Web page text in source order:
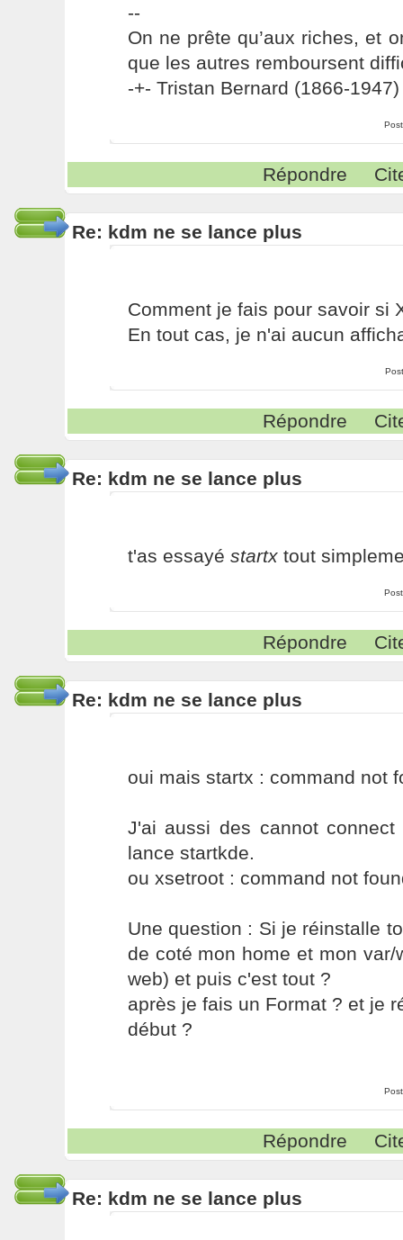
--
On ne prête qu’aux riches, et
que les autres remboursent
-+- Tristan Bernard (1866-1947)
Répondre
Re: kdm ne se lance plus
Comment je fais pour savoir si
En tout cas, je n'ai aucun
Répondre
Re: kdm ne se lance plus
t'as essayé startxtout
Répondre
Re: kdm ne se lance plus
oui mais startx : command not
J'ai aussi des cannot
lance startkde.
ou xsetroot : command not
Une question : Si je réinstalle
de coté mon home et mon var/
web) et puis c'est tout ?
après je fais un Format ? et je
début ?
Répondre
Re: kdm ne se lance plus